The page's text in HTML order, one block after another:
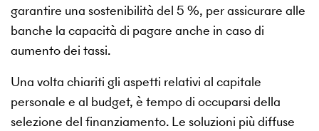
garantire una sostenibilità del 5 %, per assicurare alle
banche la capacità di pagare anche in caso di
aumento dei tassi.
Una volta chiariti gli aspetti relativi al capitale
personale e al budget, è tempo di occuparsi della
selezione del finanziamento. Le soluzioni più diffuse